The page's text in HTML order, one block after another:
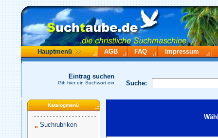
Hauptmenü AGB FAQ Impressum
Suche:
Eintrag suchen
Gib hier ein Suchwort ein
Katalogmenü
Suchrubriken